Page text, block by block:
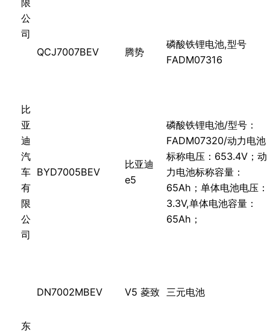
限
公
司
QCJ7007BEV 腾势
磷酸铁锂电池,型号
FADM07316
比
亚
迪
汽
车
有
限
公
司
BYD7005BEV
比亚迪
e5
磷酸铁锂电池/型号：
FADM07320/动力电池
标称电压：653.4V；动
力电池标称容量：
65Ah；单体电池电压：
3.3V,单体电池容量：
65Ah；
东
DN7002MBEV V5 菱致 三元电池